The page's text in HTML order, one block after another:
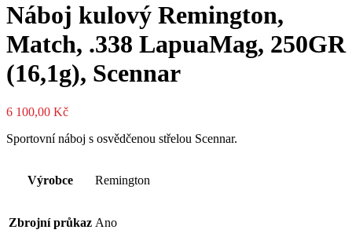
Náboj kulový Remington,
Match, .338 LapuaMag, 250GR
(16,1g), Scennar
6 100,00 Kč
Sportovní náboj s osvědčenou střelou Scennar.
Výrobce Remington
Zbrojní průkaz Ano